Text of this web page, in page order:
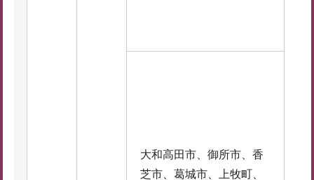
大和高田市、御所市、香
芝市、葛城市、上牧町、